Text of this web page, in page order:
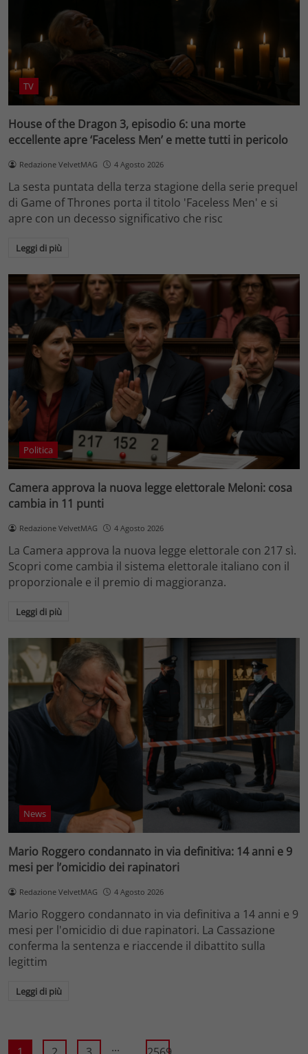
TV
House of the Dragon 3, episodio 6: una morte
eccellente apre ‘Faceless Men’ e mette tutti in pericolo
Redazione VelvetMAG 4 Agosto 2026
La sesta puntata della terza stagione della serie prequel
di Game of Thrones porta il titolo 'Faceless Men' e si
apre con un decesso significativo che risc
Leggi di più
Politica
Camera approva la nuova legge elettorale Meloni: cosa
cambia in 11 punti
Redazione VelvetMAG 4 Agosto 2026
La Camera approva la nuova legge elettorale con 217 sì.
Scopri come cambia il sistema elettorale italiano con il
proporzionale e il premio di maggioranza.
Leggi di più
News
Mario Roggero condannato in via definitiva: 14 anni e 9
mesi per l’omicidio dei rapinatori
Redazione VelvetMAG 4 Agosto 2026
Mario Roggero condannato in via definitiva a 14 anni e 9
mesi per l'omicidio di due rapinatori. La Cassazione
conferma la sentenza e riaccende il dibattito sulla
legittim
Leggi di più
...